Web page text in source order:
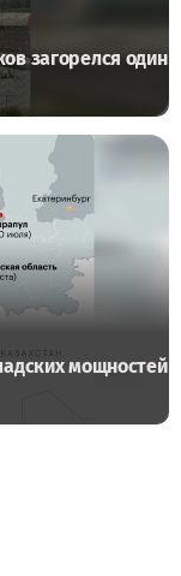
загорелся один
мощностей